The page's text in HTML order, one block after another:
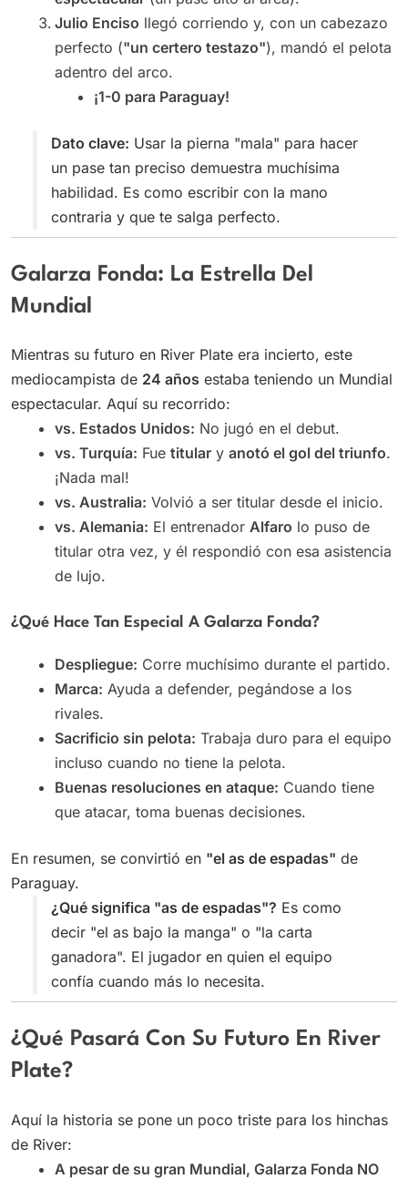
Julio Enciso llegó corriendo y, con un cabezazo
perfecto ("un certero testazo"), mandó el pelota
adentro del arco.
¡1-0 para Paraguay!
Dato clave: Usar la pierna "mala" para hacer
un pase tan preciso demuestra muchísima
habilidad. Es como escribir con la mano
contraria y que te salga perfecto.
Galarza Fonda: La Estrella Del
Mundial
Mientras su futuro en River Plate era incierto, este
mediocampista de 24 años estaba teniendo un Mundial
espectacular. Aquí su recorrido:
vs. Estados Unidos: No jugó en el debut.
vs. Turquía: Fue titular y anotó el gol del triunfo.
¡Nada mal!
vs. Australia: Volvió a ser titular desde el inicio.
vs. Alemania: El entrenador Alfaro lo puso de
titular otra vez, y él respondió con esa asistencia
de lujo.
¿Qué Hace Tan Especial A Galarza Fonda?
Despliegue: Corre muchísimo durante el partido.
Marca: Ayuda a defender, pegándose a los
rivales.
Sacrificio sin pelota: Trabaja duro para el equipo
incluso cuando no tiene la pelota.
Buenas resoluciones en ataque: Cuando tiene
que atacar, toma buenas decisiones.
En resumen, se convirtió en "el as de espadas" de
Paraguay.
¿Qué significa "as de espadas"? Es como
decir "el as bajo la manga" o "la carta
ganadora". El jugador en quien el equipo
confía cuando más lo necesita.
¿Qué Pasará Con Su Futuro En River
Plate?
Aquí la historia se pone un poco triste para los hinchas
de River:
A pesar de su gran Mundial, Galarza Fonda NO